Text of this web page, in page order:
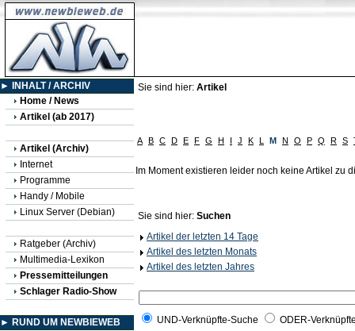
► INHALT / ARCHIV
Home / News
Artikel (ab 2017)
Artikel (Archiv)
Internet
Programme
Handy / Mobile
Linux Server (Debian)
Ratgeber (Archiv)
Multimedia-Lexikon
Pressemitteilungen
Schlager Radio-Show
► RUND UM NEWBIEWEB
Sie sind hier: Artikel
A B C D E F G H I J K L M N O P Q R S
Im Moment existieren leider noch keine Artikel zu
Sie sind hier: Suchen
Artikel der letzten 14 Tage
Artikel des letzten Monats
Artikel des letzten Jahres
UND-Verknüpfte-Suche ODER-